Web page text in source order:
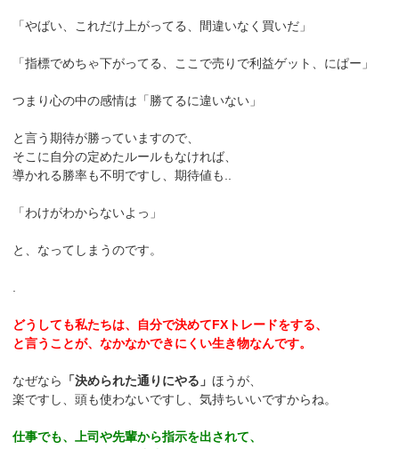
「やばい、これだけ上がってる、間違いなく買いだ」
「指標でめちゃ下がってる、ここで売りで利益ゲット、にぱー」
つまり心の中の感情は「勝てるに違いない」
と言う期待が勝っていますので、
そこに自分の定めたルールもなければ、
導かれる勝率も不明ですし、期待値も..
「わけがわからないよっ」
と、なってしまうのです。
どうしても私たちは、自分で決めてFXトレードをする、
と言うことが、なかなかできにくい生き物なんです。
なぜなら 「決められた通りにやる」ほうが、
楽ですし、頭も使わないですし、気持ちいいですからね。
仕事でも、上司や先輩から指示を出されて、